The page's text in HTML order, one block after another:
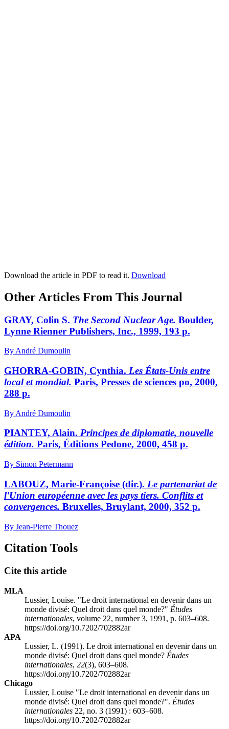
Download the article in PDF to read it. Download
Other Articles From This Journal
GRAY, Colin S. The Second Nuclear Age. Boulder,
Lynne Rienner Publishers, Inc., 1999, 193 p.
By André Dumoulin
GHORRA-GOBIN, Cynthia. Les États-Unis entre
local et mondial. Paris, Presses de sciences po, 2000,
288 p.
By André Dumoulin
PIANTEY, Alain. Principes de diplomatie, nouvelle
édition. Paris, Éditions Pedone, 2000, 458 p.
By Simon Petermann
LABOUZ, Marie-Françoise (dir.). Le partenariat de
l'Union européenne avec les pays tiers. Conflits et
convergences. Bruxelles, Bruylant, 2000, 352 p.
By Jean-Pierre Thouez
Citation Tools
Cite this article
MLA
Lussier, Louise. "Le droit international en devenir dans un
monde divisé: Quel droit dans quel monde?" Études
internationales, volume 22, number 3, 1991, p. 603–608.
https://doi.org/10.7202/702882ar
APA
Lussier, L. (1991). Le droit international en devenir dans un
monde divisé: Quel droit dans quel monde? Études
internationales, 22(3), 603–608.
https://doi.org/10.7202/702882ar
Chicago
Lussier, Louise "Le droit international en devenir dans un
monde divisé: Quel droit dans quel monde?". Études
internationales 22, no. 3 (1991) : 603–608.
https://doi.org/10.7202/702882ar